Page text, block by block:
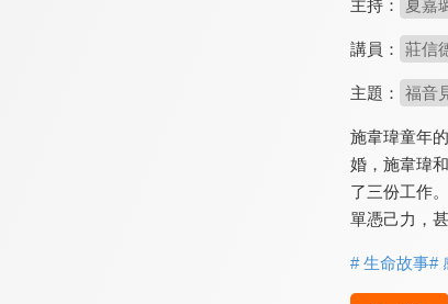
主持： 夏嘉
講員： 莊信
主題： 福音
施韋瑋童年
婚，施韋瑋
了三份工作
單憑己力，
# 生命故事#